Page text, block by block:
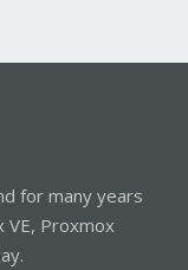
for many years
Proxmox